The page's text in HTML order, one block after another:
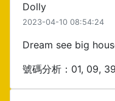
Dolly
2023-04-10 08:54:24
Dream see big
號碼分析：01, 09,